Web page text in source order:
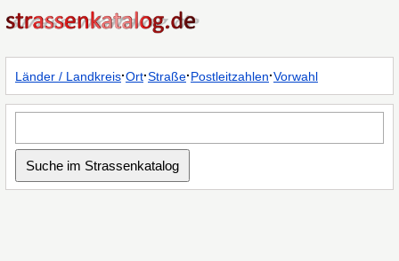
Länder / Landkreis·Ort·Straße·Postleitzahlen·Vorwahl